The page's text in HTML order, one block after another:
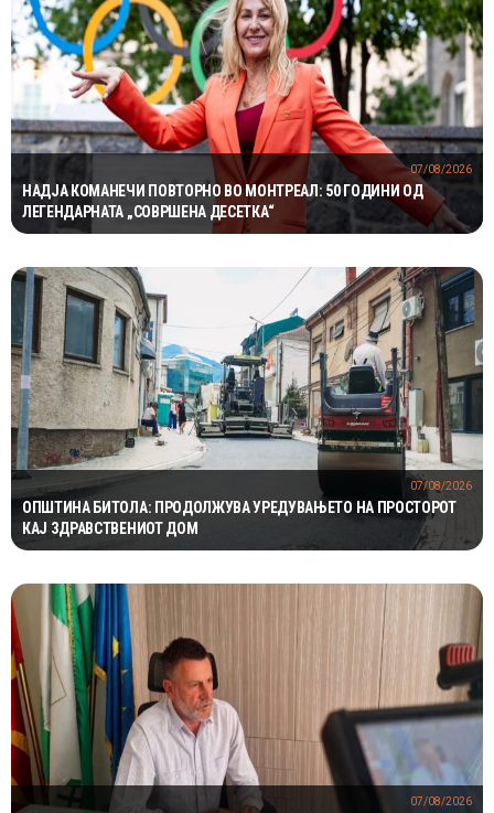
НАДЈА КОМАНЕЧИ ПОВТОРНО ВО МОНТРЕАЛ: 50 ГОДИНИ ОД
ЛЕГЕНДАРНАТА „СОВРШЕНА ДЕСЕТКА“
07/08/2026
ОПШТИНА БИТОЛА: ПРОДОЛЖУВА УРЕДУВАЊЕТО НА ПРОСТОРОТ
КАЈ ЗДРАВСТВЕНИОТ ДОМ
07/08/2026
07/08/2026